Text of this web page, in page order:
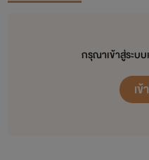
กรุณาเข้าสู่ระบ
เ